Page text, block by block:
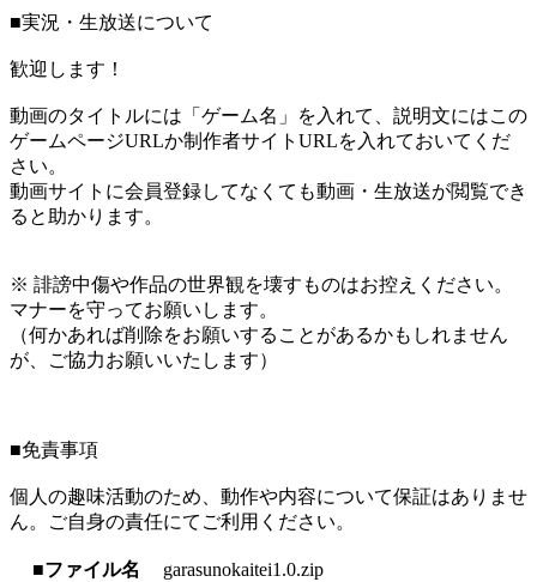
■実況・生放送について
歓迎します！
動画のタイトルには「ゲーム名」を入れて、説明文にはこの
ゲームページURLか制作者サイトURLを入れておいてくだ
さい。
動画サイトに会員登録してなくても動画・生放送が閲覧でき
ると助かります。
※ 誹謗中傷や作品の世界観を壊すものはお控えください。
マナーを守ってお願いします。
（何かあれば削除をお願いすることがあるかもしれません
が、ご協力お願いいたします）
■免責事項
個人の趣味活動のため、動作や内容について保証はありませ
ん。ご自身の責任にてご利用ください。
■ファイル名
garasunokaitei1.0.zip